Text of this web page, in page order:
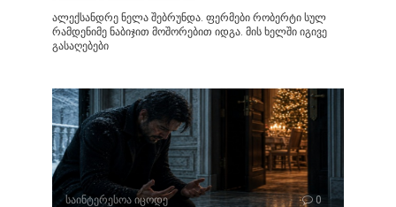
ალექსანდრე ნელა შებრუნდა. ფერმები რობერტი სულ
რამდენიმე ნაბიჯით მოშორებით იდგა. მის ხელში იგივე
გასაღებები
საინტერესოა იცოდე 0